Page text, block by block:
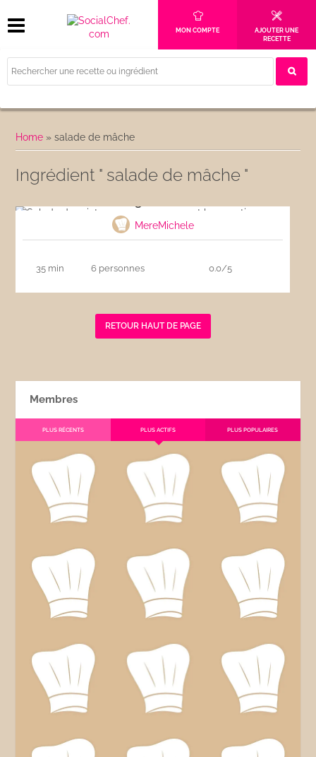
MON COMPTE
AJOUTER UNE
RECETTE
Home »salade de mâche
Ingrédient " salade de mâche "
Salade de printemps aux asperges et
MereMichele
35 min 6 personnes 0.0/5
RETOUR HAUT DE PAGE
Membres
PLUS RÉCENTS PLUS ACTIFS PLUS POPULAIRES